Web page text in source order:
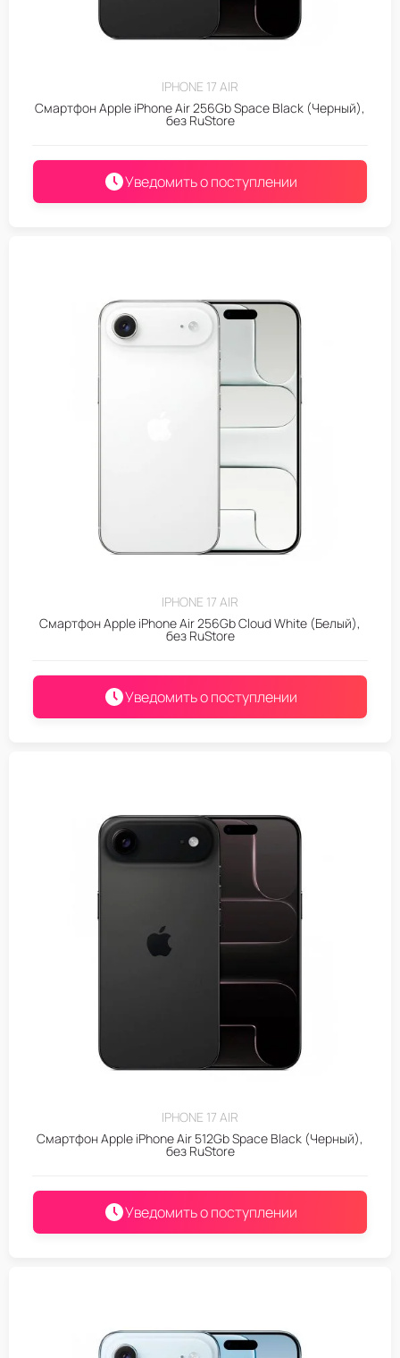
IPHONE 17 AIR
Смартфон Apple iPhone Air 256Gb Space Black (Черный),
без RuStore
Уведомить о поступлении
IPHONE 17 AIR
Смартфон Apple iPhone Air 256Gb Cloud White (Белый),
без RuStore
Уведомить о поступлении
IPHONE 17 AIR
Смартфон Apple iPhone Air 512Gb Space Black (Черный),
без RuStore
Уведомить о поступлении